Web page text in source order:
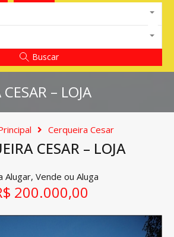
Buscar
– LOJA
Cerqueira Cesar
CESAR – LOJA
Alugar, Vende ou Aluga
200.000,00